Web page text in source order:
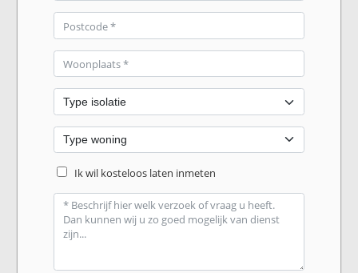
Ik wil kosteloos laten inmeten